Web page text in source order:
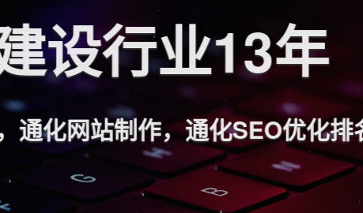
设行业13年
通化网站制作，通化SEO优化排名